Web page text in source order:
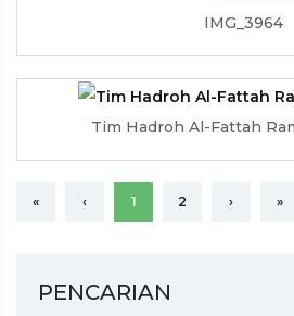
IMG_3964
Tim Hadroh Al-Fattah
« ‹ 1 2 › »
PENCARIAN